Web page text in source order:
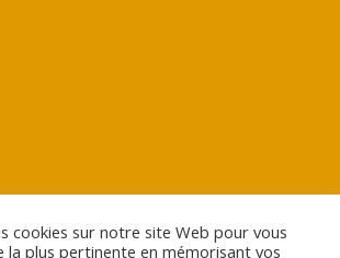
cookies sur notre site Web pour vous
la plus pertinente en mémorisant vos